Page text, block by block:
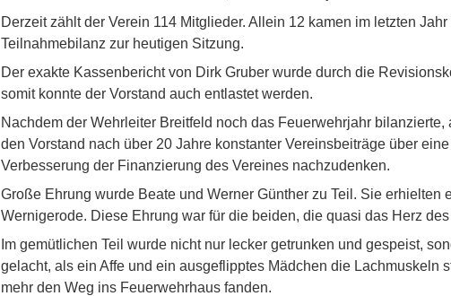
Derzeit zählt der Verein 114 Mitglieder. Allein 12 kamen im letzten
Teilnahmebilanz zur heutigen Sitzung.
Der exakte Kassenbericht von Dirk Gruber wurde durch die
somit konnte der Vorstand auch entlastet werden.
Nachdem der Wehrleiter Breitfeld noch das Feuerwehrjahr
den Vorstand nach über 20 Jahre konstanter Vereinsbeiträge über
Verbesserung der Finanzierung des Vereines nachzudenken.
Große Ehrung wurde Beate und Werner Günther zu Teil. Sie erhielten
Wernigerode. Diese Ehrung war für die beiden, die quasi das Herz
Im gemütlichen Teil wurde nicht nur lecker getrunken und gespeist,
gelacht, als ein Affe und ein ausgeflipptes Mädchen die Lachmuskeln
mehr den Weg ins Feuerwehrhaus fanden.